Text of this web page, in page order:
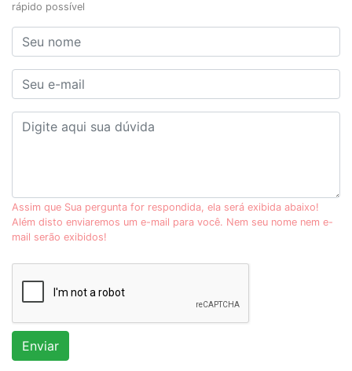
rápido possível
Assim que Sua pergunta for respondida, ela será exibida abaixo!
Além disto enviaremos um e-mail para você. Nem seu nome nem e-
mail serão exibidos!
Enviar